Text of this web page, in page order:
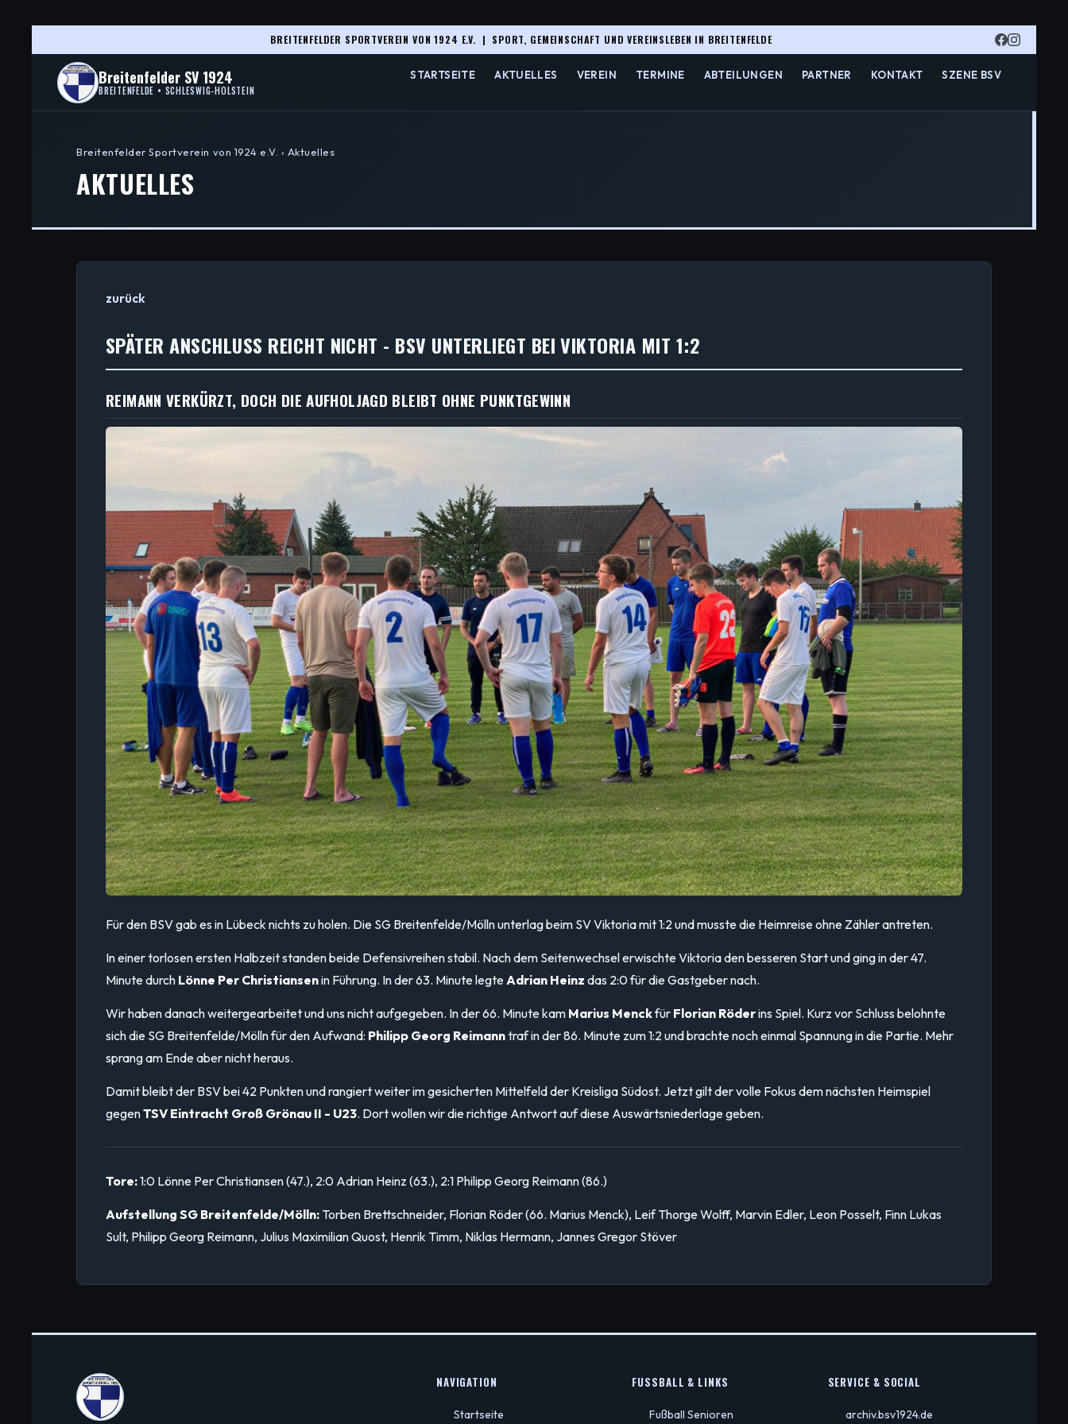
BREITENFELDER SPORTVEREIN VON 1924 E.V. | SPORT, GEMEINSCHAFT UND VEREINSLEBEN IN BREITENFELDE
Breitenfelder SV 1924
BREITENFELDE • SCHLESWIG-HOLSTEIN
STARTSEITE AKTUELLES VEREIN TERMINE ABTEILUNGEN PARTNER KONTAKT SZENE BSV
Breitenfelder Sportverein von 1924 e.V. › Aktuelles
AKTUELLES
zurück
SPÄTER ANSCHLUSS REICHT NICHT - BSV UNTERLIEGT BEI VIKTORIA MIT 1:2
REIMANN VERKÜRZT, DOCH DIE AUFHOLJAGD BLEIBT OHNE PUNKTGEWINN
Für den BSV gab es in Lübeck nichts zu holen. Die SG Breitenfelde/Mölln unterlag beim SV Viktoria mit 1:2 und musste die Heimreise ohne Zähler antreten.
In einer torlosen ersten Halbzeit standen beide Defensivreihen stabil. Nach dem Seitenwechsel erwischte Viktoria den besseren Start und ging in der 47.
Minute durch Lönne Per Christiansenin Führung. In der 63. Minute legteAdrian Heinz das 2:0 für die Gastgeber nach.
Wir haben danach weitergearbeitet und uns nicht aufgegeben. In der 66. Minute kam Marius Menckfür Florian Röderins Spiel. Kurz vor Schluss belohnte
sich die SG Breitenfelde/Mölln für den Aufwand: Philipp Georg Reimanntraf in der 86. Minute zum 1:2 und brachte noch einmal Spannung in die Partie. Mehr
sprang am Ende aber nicht heraus.
Damit bleibt der BSV bei 42 Punkten und rangiert weiter im gesicherten Mittelfeld der Kreisliga Südost. Jetzt gilt der volle Fokus dem nächsten Heimspiel
gegenTSV Eintracht Groß Grönau II - U23. Dort wollen wir die richtige Antwort auf diese Auswärtsniederlage geben.
Tore:1:0 Lönne Per Christiansen (47.), 2:0 Adrian Heinz (63.), 2:1 Philipp Georg Reimann (86.)
Aufstellung SG Breitenfelde/Mölln: Torben Brettschneider, Florian Röder (66. Marius Menck), Leif Thorge Wolff, Marvin Edler, Leon Posselt, Finn Lukas
Sult, Philipp Georg Reimann, Julius Maximilian Quost, Henrik Timm, Niklas Hermann, Jannes Gregor Stöver
NAVIGATION
Startseite
FUSSBALL & LINKS
Fußball Senioren
SERVICE & SOCIAL
archiv.bsv1924.de